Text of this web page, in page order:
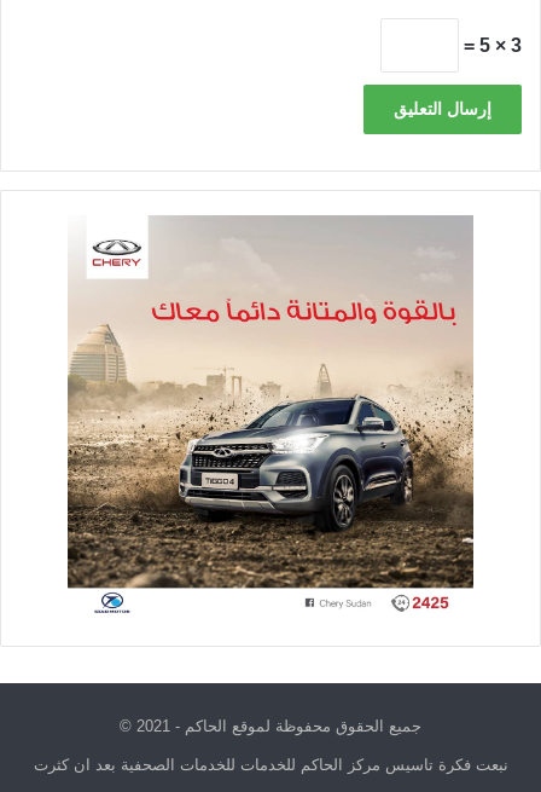
3 × 5 =
جميع الحقوق محفوظة لموقع الحاكم - 2021 ©
نبعت فكرة تاسيس مركز الحاكم للخدمات للخدمات الصحفية بعد ان كثرت